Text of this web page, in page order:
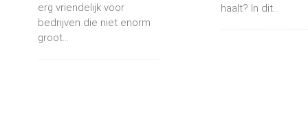
erg vriendelijk voor
bedrijven die niet enorm
groot...
haalt? In dit...